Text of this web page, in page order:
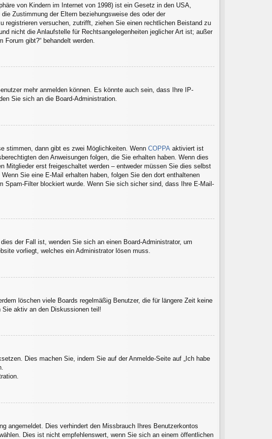
von Kindern im Internet von 1998) ist ein Gesetz in den USA,
Zustimmung der Eltern beziehungsweise des oder der
registrieren versuchen, zutrifft, ziehen Sie einen rechtlichen Beistand zu
nicht die Anlaufstelle für Rechtsangelegenheiten jeglicher Art ist; außer
gibt?“ behandelt werden.
mehr anmelden können. Es könnte auch sein, dass Ihre IP-
Sie sich an die Board-Administration.
stimmen, dann gibt es zwei Möglichkeiten. Wenn COPPA aktiviert ist
den Anweisungen folgen, die Sie erhalten haben. Wenn dies
erst freigeschaltet werden – entweder müssen Sie dies selbst
Sie eine E-Mail erhalten haben, folgen Sie den dort enthaltenen
Spam-Filter blockiert wurde. Wenn Sie sich sicher sind, dass Ihre E-Mail-
der Fall ist, wenden Sie sich an einen Board-Administrator, um
vorliegt, welches ein Administrator lösen muss.
löschen viele Boards regelmäßig Benutzer, die für längere Zeit keine
Sie aktiv an den Diskussionen teil!
Dies machen Sie, indem Sie auf der Anmelde-Seite auf „Ich habe
angemeldet. Dies verhindert den Missbrauch Ihres Benutzerkontos
Dies ist nicht empfehlenswert, wenn Sie sich an einem öffentlichen